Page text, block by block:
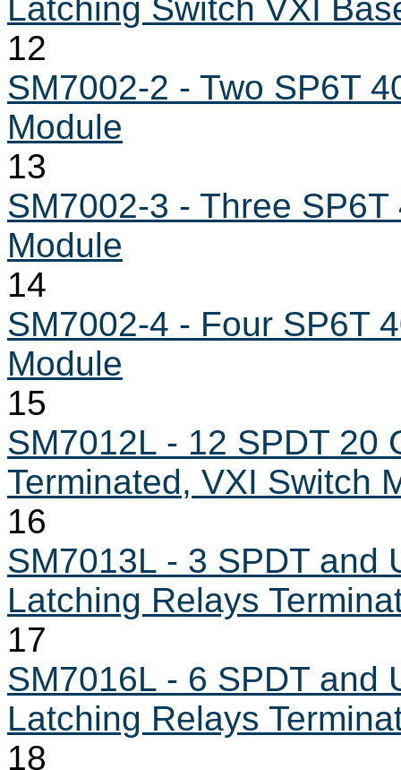
Latching Switch VXI
12
SM7002-2 - Two SP6T
Module
13
SM7002-3 - Three
Module
14
SM7002-4 - Four SP6T
Module
15
SM7012L - 12 SPDT 20
Terminated, VXI Switch
16
SM7013L - 3 SPDT and
Latching Relays
17
SM7016L - 6 SPDT and
Latching Relays
18